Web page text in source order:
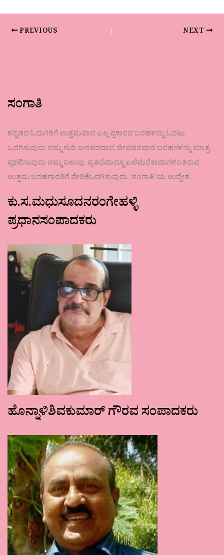
PREVIOUS NEXT
ಸಂಗಾತಿ
ಕನ್ನಡದ ಓದುಗರಿಗೆ ಉತ್ತಮವಾದ ಎಲ್ಲ ಪ್ರಕಾರದ ಬರಹಳನ್ನು ಓದಲು
ಒದಗಿಸುವುದು ನಮ್ಮ ಗುರಿ. ಜನಪರವಾದ, ಜೀವಪರವಾದ ಬರಹಗಳನ್ನು ಮಾತ್ರ
ಪ್ರಕಟಿಸುವುದು ನಮ್ಮ ನಿಲುವು. ಪ್ರತಿಭೆಯಿದ್ದೂ ಎಲೆಮರೆಕಾಯಿಗಳಂತಿರುವ
ಉತ್ತಮ ಬರಹಗಾರರಿಗೆ ವೇದಿಕೆಒದಗಿಸುವುದು ʼಸಂಗಾತಿʼಯ ಉದ್ದೇಶ.
ಕು.ಸ.ಮಧುಸೂದನರಂಗೇಹಳ್ಳಿ
ಪ್ರಧಾನಸಂಪಾದಕರು
ಹೊನ್ನಾಳಿಶಿವಕುಮಾರ್ ಗೌರವ ಸಂಪಾದಕರು